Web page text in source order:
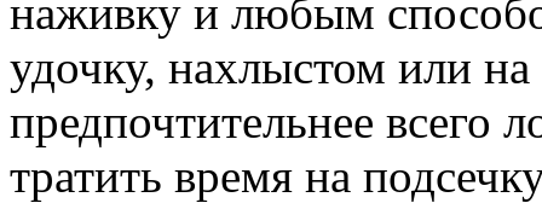
наживку и любым
удочку, нахлыстом или
предпочтительнее всего
тратить время на